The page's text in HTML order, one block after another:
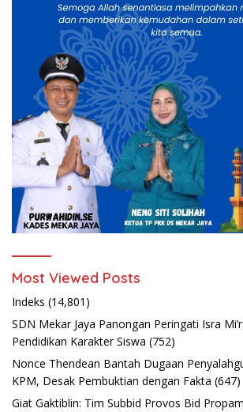
Most Viewed Posts
Indeks (14,801)
SDN Mekar Jaya Panongan Peringati Isra
Pendidikan Karakter Siswa (752)
Nonce Thendean Bantah Dugaan
KPM, Desak Pembuktian dengan Fakta (647)
Giat Gaktiblin: Tim Subbid Provos Bid